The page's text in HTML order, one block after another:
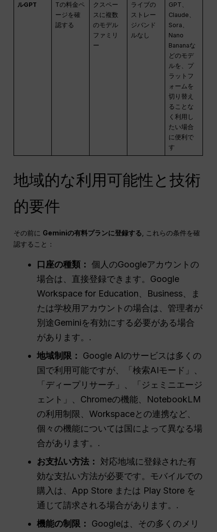
ルGPT
Tの料金ペ
ージを確
認する
クスペー
スに複数
のモデル
ファミリ
ー
ライブの
ストレー
ジバンド
ルなし
GPT、
Claude、
Sora、
Nano
Bananaな
どのモデ
ルを、プ
ラットフ
ォームを
切り替え
ることな
く利用し
たい場合
に便利で
す
地域的な利用可能性と技術
的要件
その前に Geminiの有料プランに登録する , これらの条件を確
認すること：
口座の種類： 個人のGoogleアカウントの
場合は、直接登録できます。Google
Workspace for Education、Business、ま
たは学校用アカウントの場合は、管理者が
別途Geminiを有効にする必要がある場合
があります。.
地域制限：
Google AIのサービスは多くの
国で利用可能ですが、「検索AIモード」、
「ディープリサーチ」、「ジェミニエージ
ェント」、Chromeの機能、NotebookLM
の利用制限、Workspaceとの連携など、
個々の機能については国によって異なる場
合があります。.
お支払い方法：
対応地域に登録された有
効な支払い方法が必要です。モバイルでの
購入は、App Store または Play Store を
通じて請求される場合があります。.
機能の制限：
Googleは、その多くのメリ